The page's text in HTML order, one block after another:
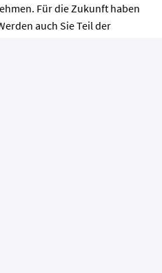
Für die Zukunft haben
auch Sie Teil der